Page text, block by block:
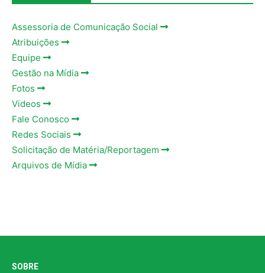
Assessoria de Comunicação Social
Atribuições
Equipe
Gestão na Mídia
Fotos
Videos
Fale Conosco
Redes Sociais
Solicitação de Matéria/Reportagem
Arquivos de Mídia
SOBRE